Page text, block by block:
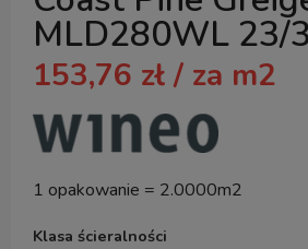
MLD280WL 23/
153,76 zł / za m2
1 opakowanie = 2.0000m2
Klasa ścieralności